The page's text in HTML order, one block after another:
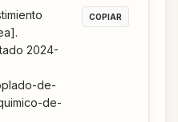
2024-
de-
de-
COPIAR